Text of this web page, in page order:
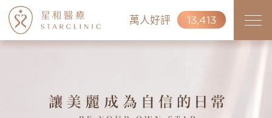
萬人好評 13,413